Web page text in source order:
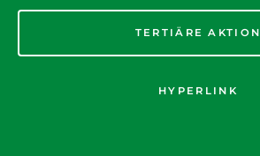
TERTIÄRE AKTION
HYPERLINK